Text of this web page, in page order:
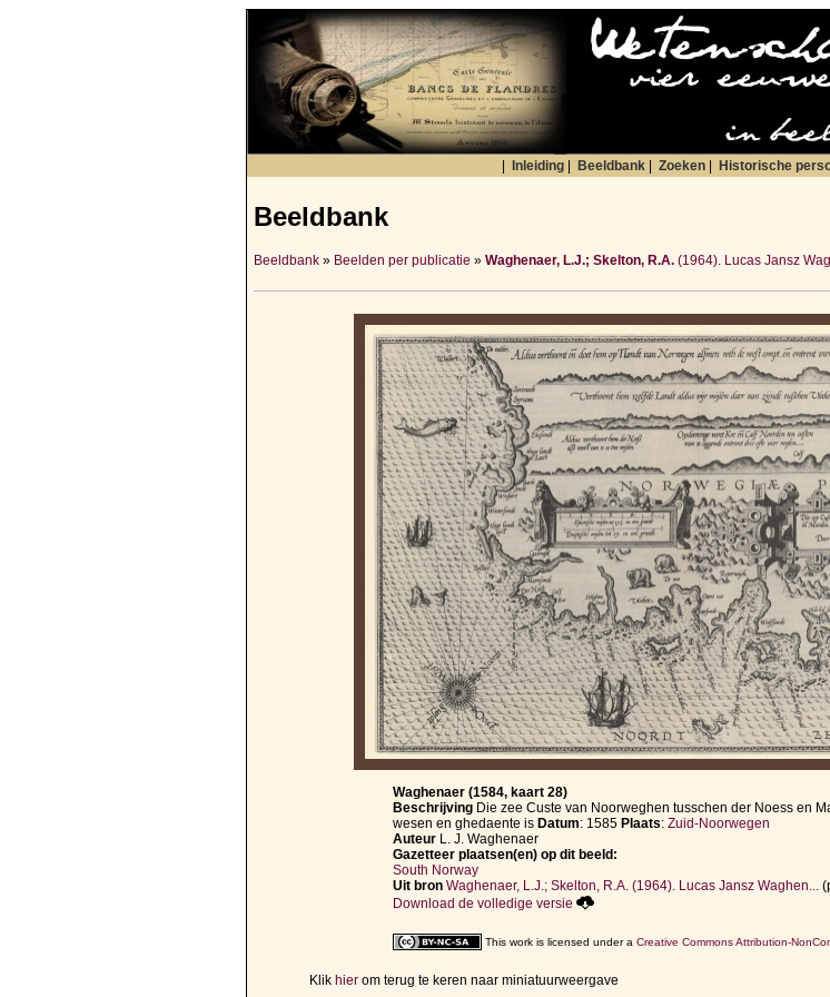
Inleiding Beeldbank Zoeken Historische
Beeldbank
Beeldbank » Beelden per publicatie » Waghenaer, L.J.; Skelton, R.A. (1964). Lucas Jansz
Waghenaer (1584, kaart 28)
Beschrijving Die zee Custe van Noorweghen tusschen der Noess en
wesen en ghedaente is Datum: 1585 Plaats: Zuid-Noorwegen
Auteur L. J. Waghenaer
Gazetteer plaatsen(en) op dit beeld:
South Norway
Uit bron Waghenaer, L.J.; Skelton, R.A. (1964). Lucas Jansz Waghen...
Download de volledige versie
This work is licensed under a Creative Commons Attribution-
Klik hier om terug te keren naar miniatuurweergave